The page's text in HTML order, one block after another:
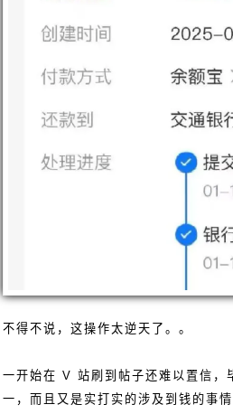
不得不说，这操作太逆天了。。
一开始在 V 站刷到帖子还难以置信，
一，而且又是实打实的涉及到钱的事